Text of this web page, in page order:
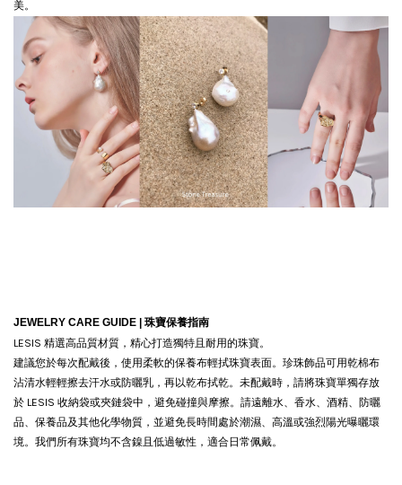
美。
JEWELRY CARE GUIDE | 珠寶保養指南
LESIS 精選高品質材質，精心打造獨特且耐用的珠寶。
建議您於每次配戴後，使用柔軟的保養布輕拭珠寶表面。珍珠飾品可用乾棉布
沾清水輕輕擦去汗水或防曬乳，再以乾布拭乾。 未配戴時，請將珠寶單獨存放
於 LESIS 收納袋或夾鏈袋中，避免碰撞與摩擦。請遠離水、香水、酒精、防曬
品、保養品及其他化學物質，並避免長時間處於潮濕、高溫或強烈陽光曝曬環
境。我們所有珠寶均不含鎳且低過敏性，適合日常佩戴。